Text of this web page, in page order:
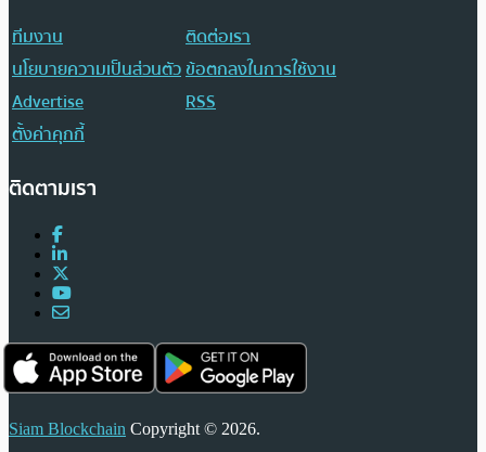
ทีมงาน
ติดต่อเรา
นโยบายความเป็นส่วนตัวข้อตกลงในการใช้งาน
Advertise
RSS
ตั้งค่าคุกกี้
ติดตามเรา
Siam Blockchain Copyright © 2026.